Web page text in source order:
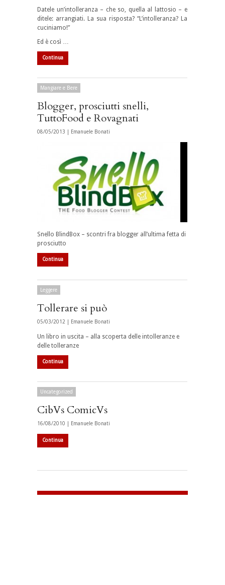
Datele un’intolleranza – che so, quella al lattosio – e
ditele: arrangiati. La sua risposta? “L’intolleranza? La
cuciniamo!”
Ed è così …
Continua
Mangiare e Bere
Blogger, prosciutti snelli,
TuttoFood e Rovagnati
08/05/2013 | Emanuele Bonati
Snello BlindBox – scontri fra blogger all’ultima fetta di
prosciutto
Continua
Leggere
Tollerare si può
05/03/2012 | Emanuele Bonati
Un libro in uscita – alla scoperta delle intolleranze e
delle tolleranze
Continua
Uncategorized
CibVs ComicVs
16/08/2010 | Emanuele Bonati
Continua